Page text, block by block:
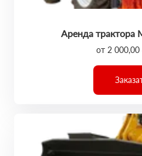
Аренда трактора
от 2 000,00